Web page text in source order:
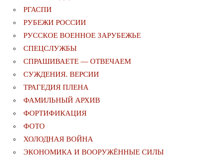
РГАСПИ
РУБЕЖИ РОССИИ
РУССКОЕ ВОЕННОЕ ЗАРУБЕЖЬЕ
СПЕЦСЛУЖБЫ
СПРАШИВАЕТЕ — ОТВЕЧАЕМ
СУЖДЕНИЯ. ВЕРСИИ
ТРАГЕДИЯ ПЛЕНА
ФАМИЛЬНЫЙ АРХИВ
ФОРТИФИКАЦИЯ
ФОТО
ХОЛОДНАЯ ВОЙНА
ЭКОНОМИКА И ВООРУЖЁННЫЕ СИЛЫ